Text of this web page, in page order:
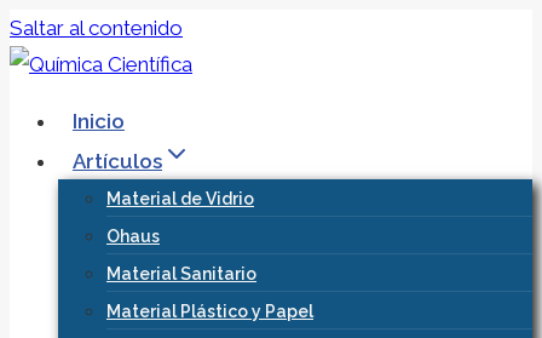
Saltar al contenido
Inicio
Artículos
Material de Vidrio
Ohaus
Material Sanitario
Material Plástico y Papel